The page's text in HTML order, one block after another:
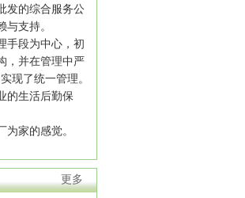
发的综合服务公
支持。
段为中心，初
，并在管理中严
现了统一管理。
的生活后勤保
家的感觉。
更多